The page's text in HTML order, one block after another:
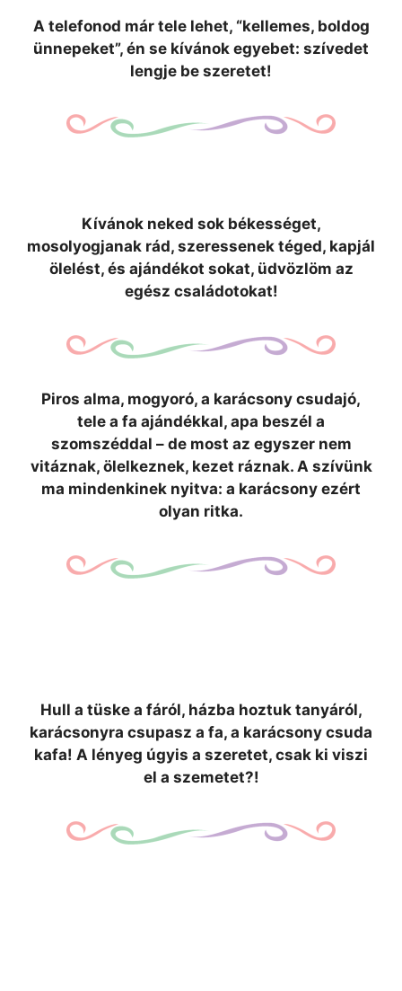
A telefonod már tele lehet, “kellemes, boldog
ünnepeket”, én se kívánok egyebet: szívedet
lengje be szeretet!
Kívánok neked sok békességet,
mosolyogjanak rád, szeressenek téged, kapjál
ölelést, és ajándékot sokat, üdvözlöm az
egész családotokat!
Piros alma, mogyoró, a karácsony csudajó,
tele a fa ajándékkal, apa beszél a
szomszéddal – de most az egyszer nem
vitáznak, ölelkeznek, kezet ráznak. A szívünk
ma mindenkinek nyitva: a karácsony ezért
olyan ritka.
Hull a tüske a fáról, házba hoztuk tanyáról,
karácsonyra csupasz a fa, a karácsony csuda
kafa! A lényeg úgyis a szeretet, csak ki viszi
el a szemetet?!